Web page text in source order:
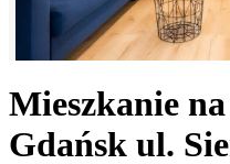
Mieszkanie
Gdańsk ul.